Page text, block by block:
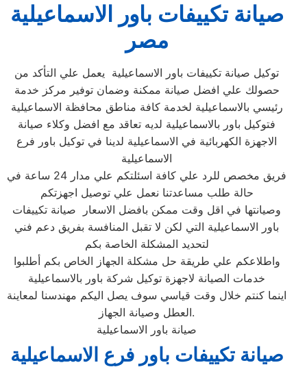
صيانة تكييفات باور الاسماعيلية
مصر
توكيل صيانة تكييفات باور الاسماعيلية ‏ يعمل علي التأكد من
حصولك علي افضل صيانة ممكنة وضمان توفير مركز خدمة
رئيسي بالاسماعيلية‏ لخدمة كافة مناطق محافظة الاسماعيلية‏
فتوكيل باور بالاسماعيلية‏ لديه تعاقد مع افضل وكلاء صيانة
الاجهزة الكهربائية في الاسماعيلية‏ لدينا في توكيل باور فرع
الاسماعيلية‏
فريق مخصص للرد علي كافة اسئلتكم علي مدار 24 ساعة في
حالة طلب مساعدتنا نعمل علي توصيل اجهزتكم
وصيانتها في اقل وقت ممكن بافضل الاسعار صيانة تكييفات
باور الاسماعيلية التي لكن لا تقبل المنافسة بفريق دعم فني
لتحديد المشكلة الخاصة بكم
واطلاعكم علي طريقة حل مشكلة الجهاز الخاص بكم أطلبوا
خدمات الصيانة لاجهزة توكيل شركة باور بالاسماعيلية‏
اينما كنتم خلال وقت قياسي سوف يصل اليكم مهندسنا لمعاينة
العطل وصيانة الجهاز.
صيانة باور الاسماعيلية
صيانة تكييفات باور فرع الاسماعيلية